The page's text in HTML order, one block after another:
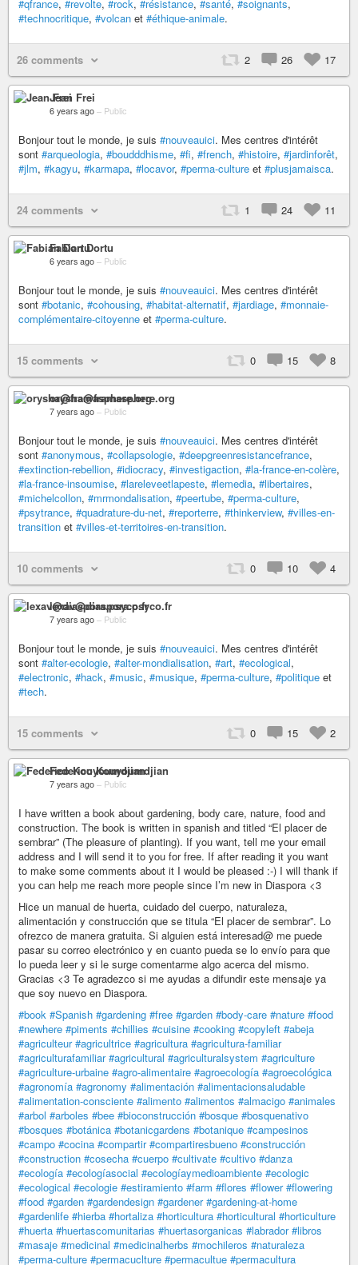
#qfrance, #revolte, #rock, #résistance, #santé, #soignants,
#technocritique, #volcan et #éthique-animale.
26 comments 2 26 17
Jean Frei
6 years ago – Public
Bonjour tout le monde, je suis #nouveauici. Mes centres d'intérêt
sont #arqueologia, #boudddhisme, #fi, #french, #histoire, #jardinforêt,
#jlm, #kagyu, #karmapa, #locavor, #perma-culture et #plusjamaisca.
24 comments 1 24 11
Fabian Dortu
6 years ago – Public
Bonjour tout le monde, je suis #nouveauici. Mes centres d'intérêt
sont #botanic, #cohousing, #habitat-alternatif, #jardiage, #monnaie-
complémentaire-citoyenne et #perma-culture.
15 comments 0 15 8
orysha@framasphere.org
7 years ago – Public
Bonjour tout le monde, je suis #nouveauici. Mes centres d'intérêt
sont #anonymous, #collapsologie, #deepgreenresistancefrance,
#extinction-rebellion, #idiocracy, #investigaction, #la-france-en-colère,
#la-france-insoumise, #lareleveetlapeste, #lemedia, #libertaires,
#michelcollon, #mrmondalisation, #peertube, #perma-culture,
#psytrance, #quadrature-du-net, #reporterre, #thinkerview, #villes-en-
transition et #villes-et-territoires-en-transition.
10 comments 0 10 4
lexav@diaspora.psyco.fr
7 years ago – Public
Bonjour tout le monde, je suis #nouveauici. Mes centres d'intérêt
sont #alter-ecologie, #alter-mondialisation, #art, #ecological,
#electronic, #hack, #music, #musique, #perma-culture, #politique et
#tech.
15 comments 0 15 2
Federico Kouyoumdjian
7 years ago – Public
I have written a book about gardening, body care, nature, food and
construction. The book is written in spanish and titled “El placer de
sembrar” (The pleasure of planting). If you want, tell me your email
address and I will send it to you for free. If after reading it you want
to make some comments about it I would be pleased :-) I will thank if
you can help me reach more people since I’m new in Diaspora <3
Hice un manual de huerta, cuidado del cuerpo, naturaleza,
alimentación y construcción que se titula “El placer de sembrar”. Lo
ofrezco de manera gratuita. Si alguien está interesad@ me puede
pasar su correo electrónico y en cuanto pueda se lo envío para que
lo pueda leer y si le surge comentarme algo acerca del mismo.
Gracias <3 Te agradezco si me ayudas a difundir este mensaje ya
que soy nuevo en Diaspora.
#book #Spanish #gardening #free #garden #body-care #nature #food
#newhere #piments #chillies #cuisine #cooking #copyleft #abeja
#agriculteur #agricultrice #agricultura #agricultura-familiar
#agriculturafamiliar #agricultural #agriculturalsystem #agriculture
#agriculture-urbaine #agro-alimentaire #agroecología #agroecológica
#agronomía #agronomy #alimentación #alimentacionsaludable
#alimentation-consciente #alimento #alimentos #almacigo #animales
#arbol #arboles #bee #bioconstrucción #bosque #bosquenativo
#bosques #botánica #botanicgardens #botanique #campesinos
#campo #cocina #compartir #compartiresbueno #construcción
#construction #cosecha #cuerpo #cultivate #cultivo #danza
#ecología #ecologíasocial #ecologíaymedioambiente #ecologic
#ecological #ecologie #estiramiento #farm #flores #flower #flowering
#food #garden #gardendesign #gardener #gardening-at-home
#gardenlife #hierba #hortaliza #horticultura #horticultural #horticulture
#huerta #huertascomunitarias #huertasorganicas #labrador #libros
#masaje #medicinal #medicinalherbs #mochileros #naturaleza
#perma-culture #permacuclture #permacultue #permacultura